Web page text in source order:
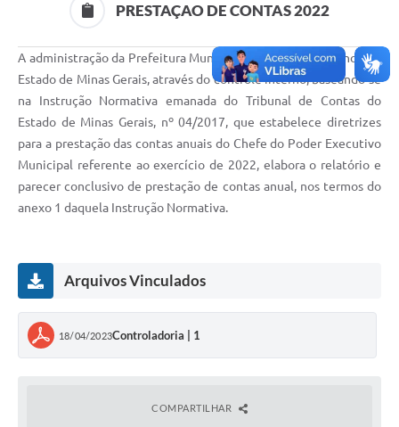
PRESTAÇAO DE CONTAS 2022
A administração da Prefeitura Municipal de Carmo Da Cachoeira,
Estado de Minas Gerais, através do controle interno, baseando-se
na Instrução Normativa emanada do Tribunal de Contas do
Estado de Minas Gerais, nº 04/2017, que estabelece diretrizes
para a prestação das contas anuais do Chefe do Poder Executivo
Municipal referente ao exercício de 2022, elabora o relatório e
parecer conclusivo de prestação de contas anual, nos termos do
anexo 1 daquela Instrução Normativa.
Arquivos Vinculados
18/04/2023Controladoria | 1
COMPARTILHAR